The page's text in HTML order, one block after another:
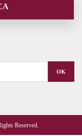
Reserved.